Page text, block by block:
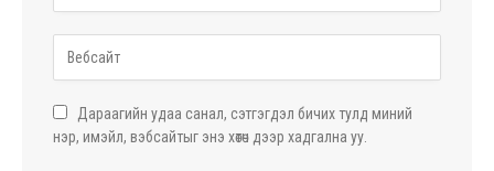
Дараагийн удаа санал, сэтгэгдэл бичих тулд миний
нэр, имэйл, вэбсайтыг энэ хөтөч дээр хадгална уу.